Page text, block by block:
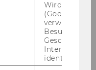
Wird von
(Google Tag
verwendet,
Besucher
Geschlecht
Interessen zu
identifizieren.